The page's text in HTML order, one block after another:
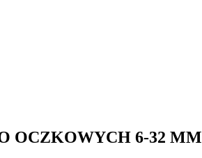
OCZKOWYCH 6-32 MM